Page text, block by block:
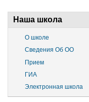
Наша школа
О школе
Сведения Об ОО
Прием
ГИА
Электронная школа